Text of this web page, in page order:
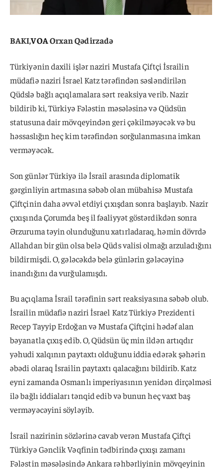
BAKI,VOAOrxan Qədirzadə
Türkiyənin daxili işlər naziri Mustafa Çiftçi İsrailin
müdafiə naziri İsrael Katz tərəfindən səsləndirilən
Qüdslə bağlı açıqlamalara sərt reaksiya verib. Nazir
bildirib ki, Türkiyə Fələstin məsələsinə və Qüdsün
statusuna dair mövqeyindən geri çəkilməyəcək və bu
həssaslığın heç kim tərəfindən sorğulanmasına imkan
verməyəcək.
Son günlər Türkiyə ilə İsrail arasında diplomatik
gərginliyin artmasına səbəb olan mübahisə Mustafa
Çiftçinin daha əvvəl etdiyi çıxışdan sonra başlayıb. Nazir
çıxışında Çorumda beş il fəaliyyət göstərdikdən sonra
Ərzuruma təyin olunduğunu xatırladaraq, həmin dövrdə
Allahdan bir gün olsa belə Qüds valisi olmağı arzuladığını
bildirmişdi. O, gələcəkdə belə günlərin gələcəyinə
inandığını da vurğulamışdı.
Bu açıqlama İsrail tərəfinin sərt reaksiyasına səbəb olub.
İsrailin müdafiə naziri İsrael Katz Türkiyə Prezidenti
Recep Tayyip Erdoğan və Mustafa Çiftçini hədəf alan
bəyanatla çıxış edib. O, Qüdsün üç min ildən artıqdır
yəhudi xalqının paytaxtı olduğunu iddia edərək şəhərin
əbədi olaraq İsrailin paytaxtı qalacağını bildirib. Katz
eyni zamanda Osmanlı imperiyasının yenidən dirçəlməsi
ilə bağlı iddiaları tənqid edib və bunun heç vaxt baş
verməyəcəyini söyləyib.
İsrail nazirinin sözlərinə cavab verən Mustafa Çiftçi
Türkiyə Gənclik Vəqfinin tədbirində çıxışı zamanı
Fələstin məsələsində Ankara rəhbərliyinin mövqeyinin